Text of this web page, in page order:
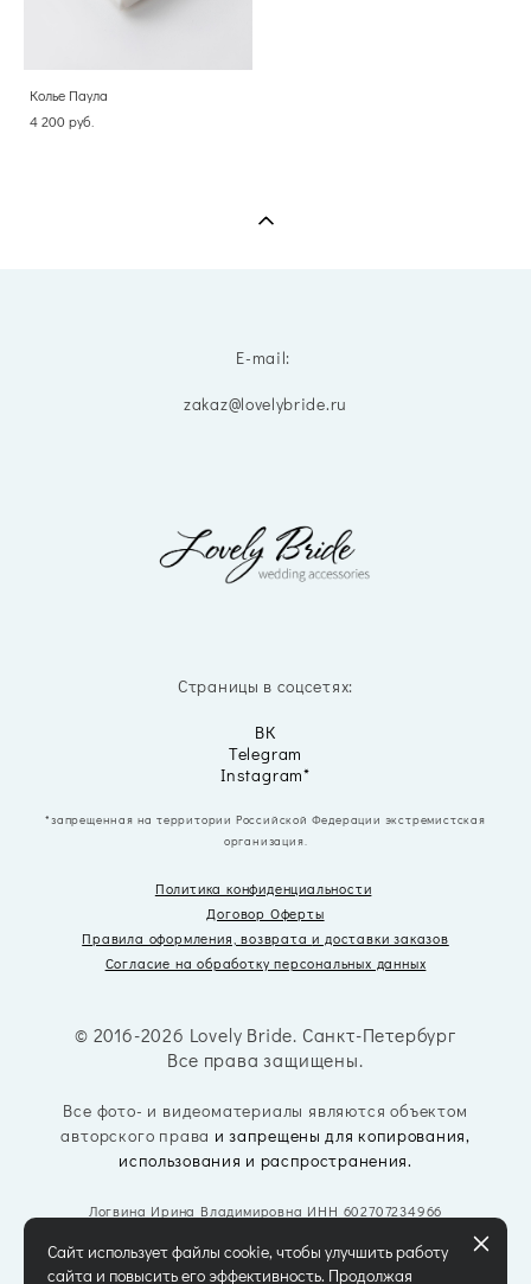
Колье Паула
4 200 pуб.
E-mail:
zakaz@lovelybride.ru
Страницы в соцсетях:
ВК
Telegram
Instagram*
*запрещенная на территории Российской Федерации экстремистская
организация.
Политика конфиденциальности
Договор Оферты
Правила оформления, возвратаи доставки заказов
Согласие на обработку персональных данных
© 2016-2026 Lovely Bride. Санкт-Петербург
Все права защищены.
Все фото- и видеоматериалы являются объектом
авторского права и запрещены для копирования,
использования и распространения.
Логвина Ирина Владимировна ИНН 602707234966
Сайт использует файлы cookie, чтобы улучшить работу
сайта и повысить его эффективность. Продолжая